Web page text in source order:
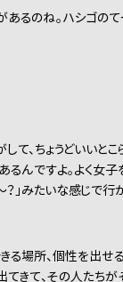
るのね。ハシゴのて
て、ちょうどいいと
んですよ。よく女
？」みたいな感じで行
る場所、個性を出
てきて、その人たち